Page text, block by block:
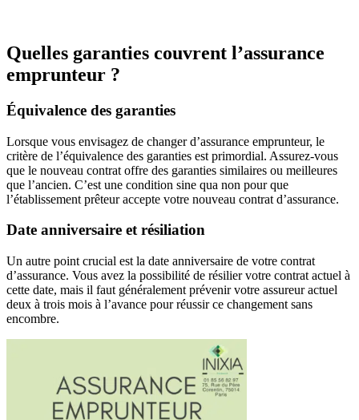
Quelles garanties couvrent l’assurance
emprunteur ?
Équivalence des garanties
Lorsque vous envisagez de changer d’assurance emprunteur, le
critère de l’équivalence des garanties est primordial. Assurez-vous
que le nouveau contrat offre des garanties similaires ou meilleures
que l’ancien. C’est une condition sine qua non pour que
l’établissement prêteur accepte votre nouveau contrat d’assurance.
Date anniversaire et résiliation
Un autre point crucial est la date anniversaire de votre contrat
d’assurance. Vous avez la possibilité de résilier votre contrat actuel à
cette date, mais il faut généralement prévenir votre assureur actuel
deux à trois mois à l’avance pour réussir ce changement sans
encombre.